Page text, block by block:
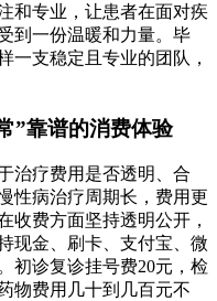
和专业，让患者在面对疾
到一份温暖和力量。毕
一支稳定且专业的团队，
”靠谱的消费体验
治疗费用是否透明、合
性病治疗周期长，费用更
收费方面坚持透明公开，
现金、刷卡、支付宝、微
初诊复诊挂号费20元，检
物费用几十到几百元不